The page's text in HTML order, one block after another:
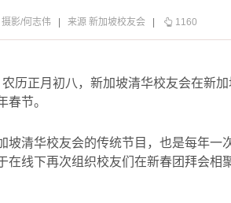
影/何志伟 来源 新加坡校友会 1160
农历正月初八，新加坡清华校友会在新
春节。
坡清华校友会的传统节目，也是每年
在线下再次组织校友们在新春团拜会相聚